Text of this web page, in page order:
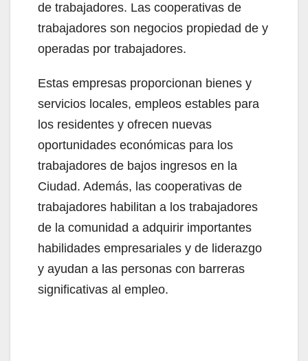
de trabajadores. Las cooperativas de
trabajadores son negocios propiedad de y
operadas por trabajadores.
Estas empresas proporcionan bienes y
servicios locales, empleos estables para
los residentes y ofrecen nuevas
oportunidades económicas para los
trabajadores de bajos ingresos en la
Ciudad. Además, las cooperativas de
trabajadores habilitan a los trabajadores
de la comunidad a adquirir importantes
habilidades empresariales y de liderazgo
y ayudan a las personas con barreras
significativas al empleo.